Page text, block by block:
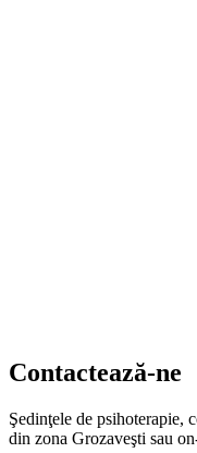
Contactează-ne
Şedinţele de psihoterapie,
din zona Grozaveşti sau